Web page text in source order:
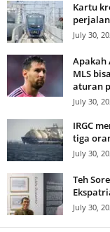
Kartu
July 30,
Apakah
MLS
aturan
July 30,
IRGC
tiga
July 30,
Teh
July 30,